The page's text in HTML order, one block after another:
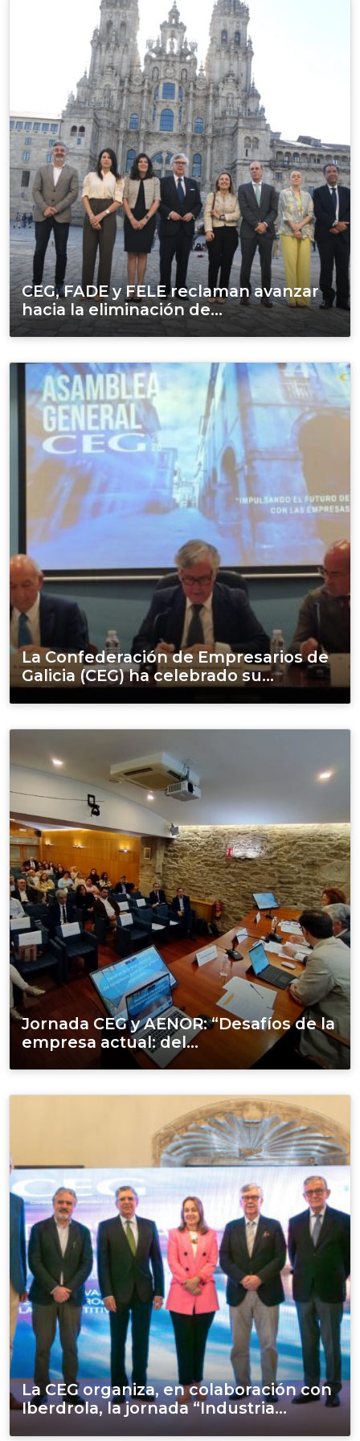
CEG, FADE y FELE reclaman avanzar
hacia la eliminación de...
La Confederación de Empresarios de
Galicia (CEG) ha celebrado su...
Jornada CEG y AENOR: “Desafíos de la
empresa actual: del...
La CEG organiza, en colaboración con
Iberdrola, la jornada “Industria...